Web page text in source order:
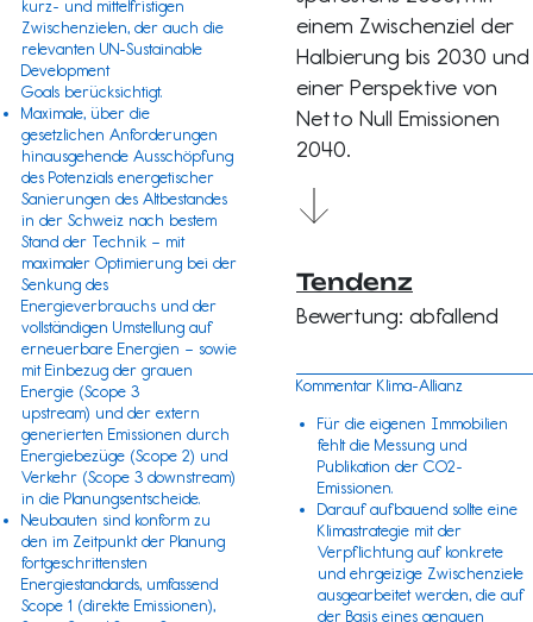
kurz- und mittelfristigen
Zwischenzielen, der auch die
relevanten UN-Sustainable
Development
Goalsberücksichtigt.
Maximale, über die
gesetzlichen Anforderungen
hinausgehende Ausschöpfung
des Potenzials energetischer
Sanierungen des Altbestandes
in der Schweiz nach bestem
Stand der Technik – mit
maximaler Optimierung bei der
Senkung des
Energieverbrauchs und der
vollständigen Umstellung auf
erneuerbare Energien – sowie
mit Einbezug der grauen
Energie (Scope 3
upstream) und der extern
generierten Emissionen durch
Energiebezüge (Scope 2) und
Verkehr (Scope 3downstream)
in die Planungsentscheide.
Neubauten sind konform zu
den im Zeitpunkt der Planung
fortgeschrittensten
Energiestandards, umfassend
Scope 1 (direkte Emissionen),
einem Zwischenziel der
Halbierung bis 2030 und
einer Perspektive von
Netto Null Emissionen
2040.
Tendenz
Bewertung: abfallend
Kommentar Klima-Allianz
Für die eigenen Immobilien
fehlt die Messung und
Publikation der CO2-
Emissionen.
Darauf aufbauend sollte eine
Klimastrategie mit der
Verpflichtung auf konkrete
und ehrgeizige Zwischenziele
ausgearbeitet werden, die auf
der Basis eines genauen